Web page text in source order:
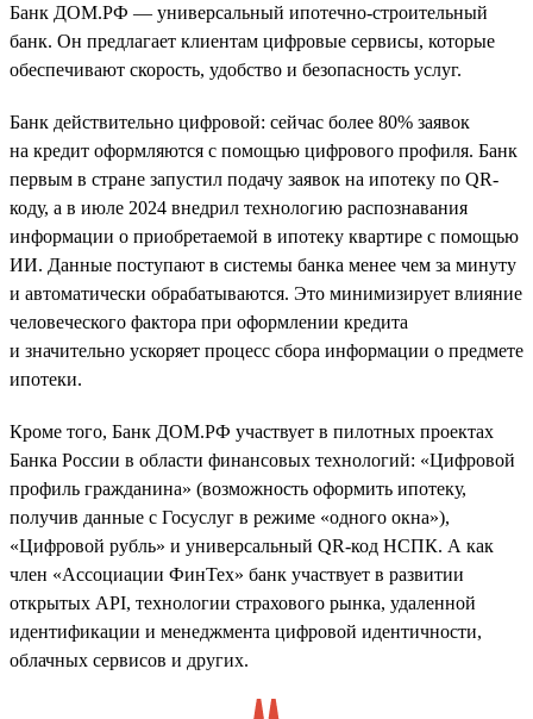
Банк ДОМ.РФ — универсальный ипотечно-строительный
банк. Он предлагает клиентам цифровые сервисы, которые
обеспечивают скорость, удобство и безопасность услуг.
Банк действительно цифровой: сейчас более 80% заявок
на кредит оформляются с помощью цифрового профиля. Банк
первым в стране запустил подачу заявок на ипотеку по QR-
коду, а в июле 2024 внедрил технологию распознавания
информации о приобретаемой в ипотеку квартире с помощью
ИИ. Данные поступают в системы банка менее чем за минуту
и автоматически обрабатываются. Это минимизирует влияние
человеческого фактора при оформлении кредита
и значительно ускоряет процесс сбора информации о предмете
ипотеки.
Кроме того, Банк ДОМ.РФ участвует в пилотных проектах
Банка России в области финансовых технологий: «Цифровой
профиль гражданина» (возможность оформить ипотеку,
получив данные с Госуслуг в режиме «одного окна»),
«Цифровой рубль» и универсальный QR-код НСПК. А как
член «Ассоциации ФинТех» банк участвует в развитии
открытых API, технологии страхового рынка, удаленной
идентификации и менеджмента цифровой идентичности,
облачных сервисов и других.